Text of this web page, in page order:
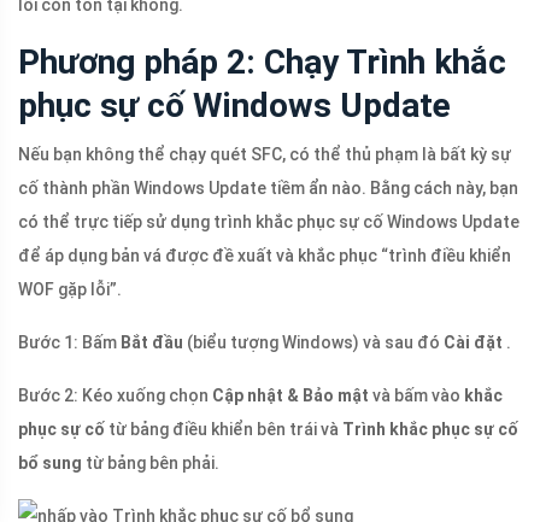
lỗi còn tồn tại không.
Phương pháp 2: Chạy Trình khắc
phục sự cố Windows Update
Nếu bạn không thể chạy quét SFC, có thể thủ phạm là bất kỳ sự
cố thành phần Windows Update tiềm ẩn nào. Bằng cách này, bạn
có thể trực tiếp sử dụng trình khắc phục sự cố Windows Update
để áp dụng bản vá được đề xuất và khắc phục “trình điều khiển
WOF gặp lỗi”.
Bước 1: Bấm Bắt đầu (biểu tượng Windows) và sau đó Cài đặt .
Bước 2: Kéo xuống chọn Cập nhật & Bảo mật và bấm vào khắc
phục sự cố từ bảng điều khiển bên trái và Trình khắc phục sự cố
bổ sung từ bảng bên phải.